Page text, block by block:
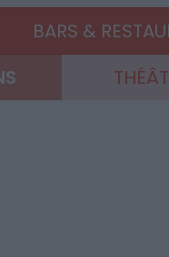
BARS &